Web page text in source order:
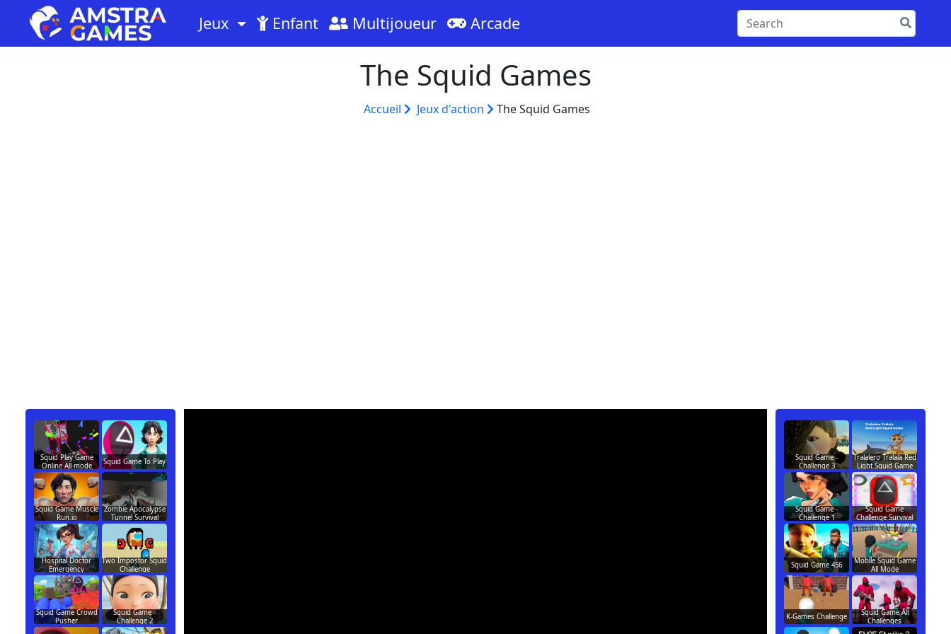
Jeux Enfant Multijoueur Arcade
The Squid Games
Accueil Jeux d'action The Squid Games
Squid Play Game
Online All mode
Squid Game To Play
Squid Game Muscle
Run.io
Zombie Apocalypse
Tunnel Survival
Hospital Doctor
Emergency
Two İmpostor Squid
Challenge
Squid Game Crowd
Pusher
Squid Game -
Challenge 2
Squid Game -
Challenge 3
Tralalero Tralala Red
Light Squid Game
Squid Game -
Challenge 1
Squid Game
Challenge Survival
Squid Game 456
Mobile Squid Game
All Mode
K-Games Challenge
Squid Game All
Challenges